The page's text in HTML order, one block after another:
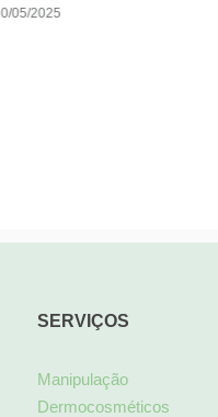
05/2025
SERVIÇOS
Manipulação
Dermocosméticos